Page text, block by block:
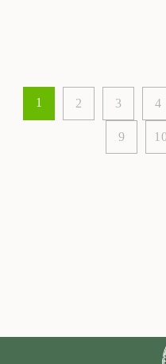
1 2 3 4
9